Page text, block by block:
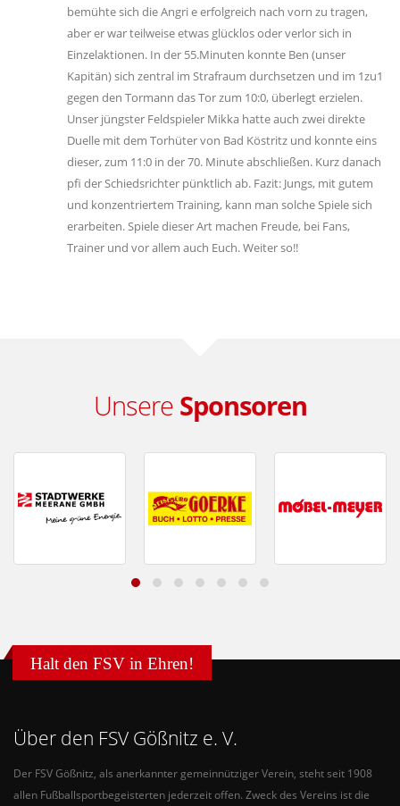
bemühte sich die Angri e erfolgreich nach vorn zu tragen,
aber er war teilweise etwas glücklos oder verlor sich in
Einzelaktionen. In der 55.Minuten konnte Ben (unser
Kapitän) sich zentral im Strafraum durchsetzen und im 1zu1
gegen den Tormann das Tor zum 10:0, überlegt erzielen.
Unser jüngster Feldspieler Mikka hatte auch zwei direkte
Duelle mit dem Torhüter von Bad Köstritz und konnte eins
dieser, zum 11:0 in der 70. Minute abschließen. Kurz danach
pfi der Schiedsrichter pünktlich ab. Fazit: Jungs, mit gutem
und konzentriertem Training, kann man solche Spiele sich
erarbeiten. Spiele dieser Art machen Freude, bei Fans,
Trainer und vor allem auch Euch. Weiter so!!
Unsere Sponsoren
Halt den FSV in Ehren!
Über den FSV Gößnitz e. V.
Der FSV Gößnitz, als anerkannter gemeinnütziger Verein, steht seit 1908
allen Fußballsportbegeisterten jederzeit offen. Zweck des Vereins ist die